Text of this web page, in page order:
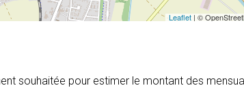
Leaflet| ©
souhaitée pour estimer le montant des